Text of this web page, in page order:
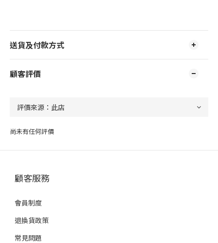
送貨及付款方式
顧客評價
尚未有任何評價
顧客服務
會員制度
退換貨政策
常見問題